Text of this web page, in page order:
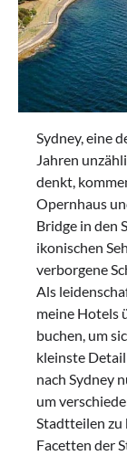
Sydney, eine
Jahren
denkt,
Opernhaus
Bridge in den
ikonischen
verborgene
Als
meine Hotels
buchen, um
kleinste
nach Sydney
um
Stadtteilen zu
Facetten der